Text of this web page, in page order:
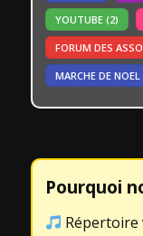
YOUTUBE (2)
FORUM DES
MARCHE DE NOEL
Pourquoi
Répertoire